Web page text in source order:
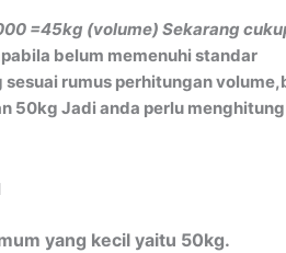
=45kg (volume) Sekarang
belum memenuhi standar
rumus perhitungan
50kg Jadi anda perlu menghitung
yang kecil yaitu 50kg.